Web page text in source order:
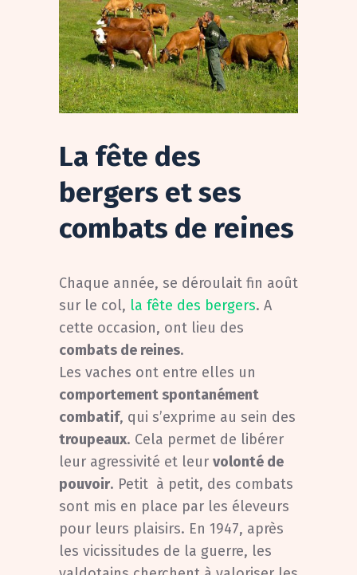
La fête des
bergers et ses
combats de reines
Chaque année, se déroulait fin août
sur le col, la fête des bergers. A
cette occasion, ont lieu des
combats de reines.
Les vaches ont entre elles un
comportement spontanément
combatif, qui s’exprime au sein des
troupeaux. Cela permet de libérer
leur agressivité et leur volonté de
pouvoir. Petit à petit, des combats
sont mis en place par les éleveurs
pour leurs plaisirs. En 1947, après
les vicissitudes de la guerre, les